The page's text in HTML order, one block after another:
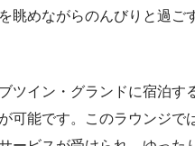
眺めながらのんびりと過ご
ツイン・グランドに宿泊す
可能です。このラウンジで